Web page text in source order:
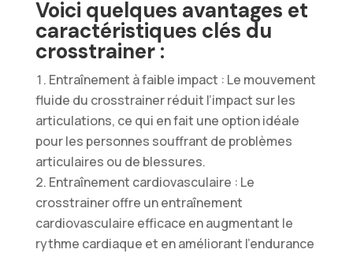
Voici quelques avantages et
caractéristiques clés du
crosstrainer :
Entraînement à faible impact : Le mouvement
fluide du crosstrainer réduit l’impact sur les
articulations, ce qui en fait une option idéale
pour les personnes souffrant de problèmes
articulaires ou de blessures.
Entraînement cardiovasculaire : Le
crosstrainer offre un entraînement
cardiovasculaire efficace en augmentant le
rythme cardiaque et en améliorant l’endurance